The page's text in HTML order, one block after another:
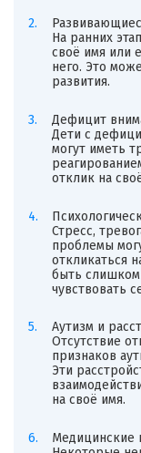
На ранних
своё имя или
него. Это
развития.
Дефицит
Дети с
могут иметь
отклик на
Стресс,
проблемы
откликаться
быть слишком
чувствовать
Аутизм и
Отсутствие
признаков
Эти
на своё имя.
Медицинские